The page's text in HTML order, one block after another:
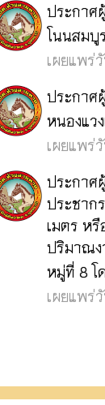
ประกาศ
โนนสมบู
เผยแพร่
ประกาศ
หนองแว
เผยแพร่
ประกาศ
ประชาก
เมตร ห
ปริมาณง
หมู่ที่ 8 โ
เผยแพร่